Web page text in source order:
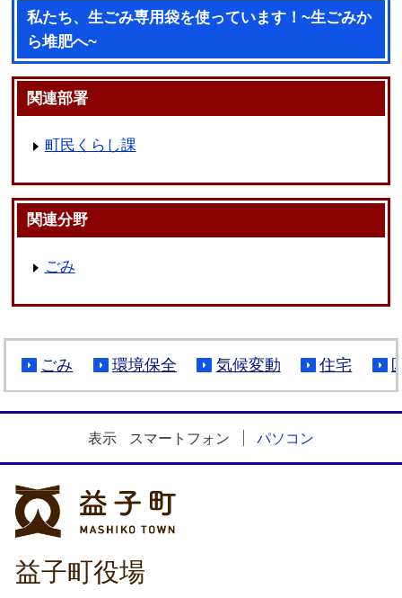
私たち、生ごみ専用袋を使っています！~生ごみか
ら堆肥へ~
関連部署
町民くらし課
関連分野
ごみ
ごみ 環境保全 気候変動 住宅
表示 スマートフォン パソコン
益子町役場